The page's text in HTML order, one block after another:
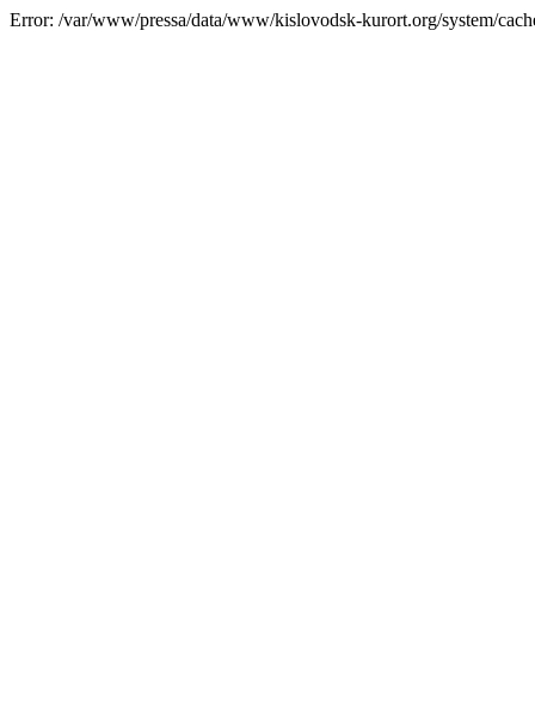
Error: /var/www/pressa/data/www/kislovodsk-kurort.org/system/